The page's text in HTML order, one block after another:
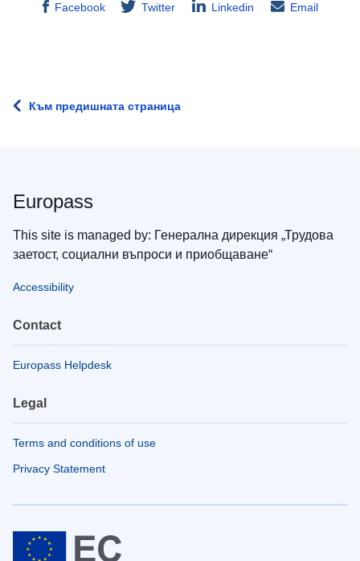
Facebook Twitter Linkedin Email
Към предишната страница
Europass
This site is managed by: Генерална дирекция „Трудова
заетост, социални въпроси и приобщаване“
Accessibility
Contact
Europass Helpdesk
Legal
Terms and conditions of use
Privacy Statement